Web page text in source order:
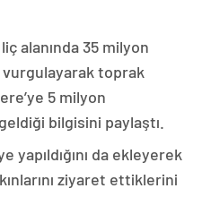
alanında 35 milyon
toprak
5 milyon
bilgisini paylaştı.
yapıldığını da ekleyerek
ziyaret ettiklerini